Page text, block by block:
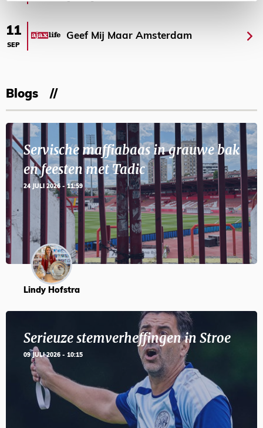
11
SEP
Geef Mij Maar Amsterdam
Blogs
Servische maffiabaas in grauwe bak
en feesten met Tadic
24 JULI 2026 - 11:59
Lindy Hofstra
Serieuze stemverheffingen in Stroe
09 JULI 2026 - 10:15